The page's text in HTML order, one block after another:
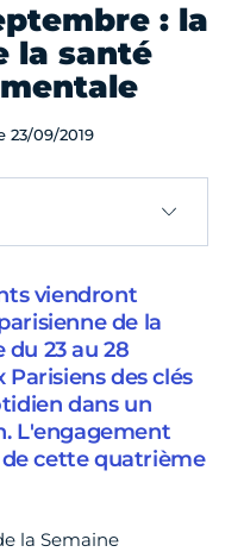
: la
la santé
23/09/2019
viendront
de la
23 au 28
des clés
dans un
L'engagement
cette quatrième
la Semaine